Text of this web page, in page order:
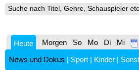
Heute Morgen So Mo Di Mi
News und Dokus | Sport | Kinder |